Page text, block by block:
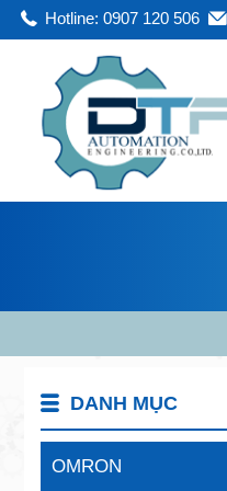
Hotline: 0907 120 506
DANH MỤC
OMRON